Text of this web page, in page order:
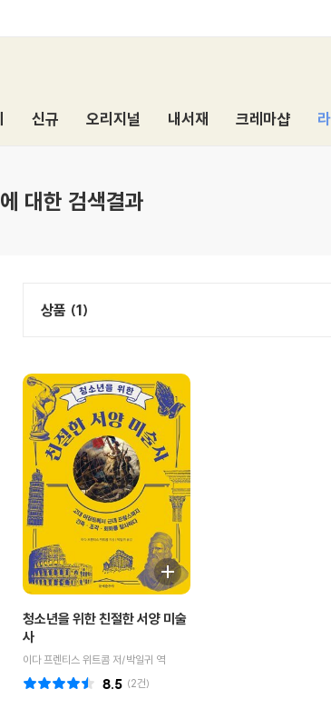
신규 오리지널 내서재 크레마샵
에 대한 검색결과
상품 (1)
청소년을 위한 친절한 서양 미술
사
이다 프렌티스 위트콤 저/박일귀 역
(2건)
8.5